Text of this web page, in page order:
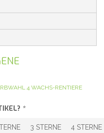
4 WACHS-RENTIERE
*
3 STERNE 4 STERNE